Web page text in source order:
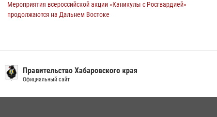
Мероприятия всероссийской акции «Каникулы с Росгвардией»
продолжаются на Дальнем Востоке
15 июля 2026, 05:05
Правительство Хабаровского края
Официальный сайт